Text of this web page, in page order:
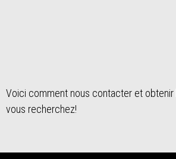
Voici comment nous contacter et obtenir
vous recherchez!